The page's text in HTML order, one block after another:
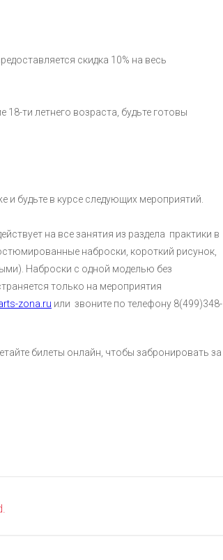
скидка 10% на весь
ти летнего возраста, будьте готовы
и будьте в курсе следующих мероприятий.
на все занятия из раздела практики в
наброски, короткий рисунок,
Наброски с одной моделью без
только на мероприятия
zona.ru или звоните по телефону 8(499)348-
билеты онлайн, чтобы забронировать за